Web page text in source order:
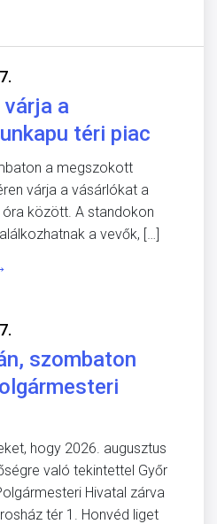
a
téri piac
a megszokott
várja a vásárlókat a
között. A standokon
a vevők, […]
szombaton
hogy 2026. augusztus
való tekintettel Győr
Hivatal zárva
tér 1. Honvéd liget